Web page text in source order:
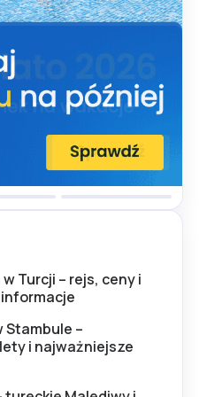
Turcji – rejs, ceny i
Stambule –
i najważniejsze